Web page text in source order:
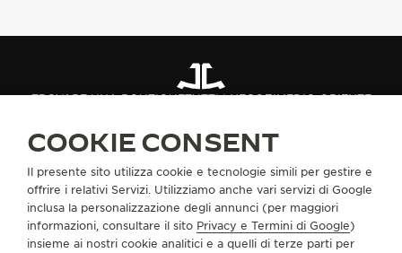
THE STELLAR ODYSSEY
VEDERE TUTTI GLI EVENTI
TROVARE UNA BOUTIQUETUTTI I NEGOZIMEDIO ORIENTE
INFORMAZIONI SU DI NOI
SERVIZI
COOKIE CONSENT
Il presente sito utilizza cookie e tecnologie simili per gestire e
offrire i relativi Servizi. Utilizziamo anche vari servizi di Google
inclusa la personalizzazione degli annunci (per maggiori
informazioni, consultare il sito Privacy e Termini di Google)
insieme ai nostri cookie analitici e a quelli di terze parti per